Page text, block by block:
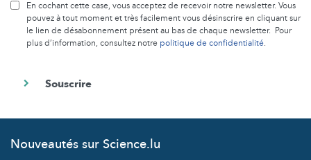
En cochant cette case, vous acceptez de recevoir notre newsletter. Vous
pouvez à tout moment et très facilement vous désinscrire en cliquant sur
le lien de désabonnement présent au bas de chaque newsletter. Pour
plus d’information, consultez notre politique de confidentialité.
Nouveautés sur Science.lu